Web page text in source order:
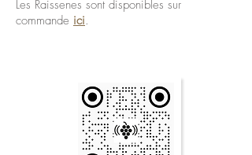
Les Raissenes sont disponibles sur
commande ici.